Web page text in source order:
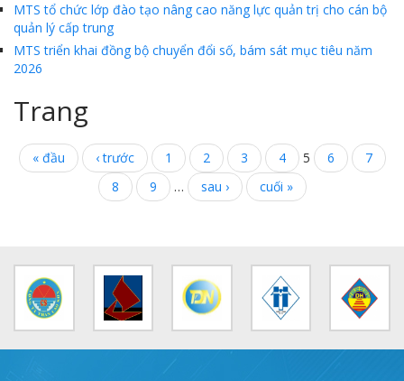
MTS tổ chức lớp đào tạo nâng cao năng lực quản trị cho cán bộ
quản lý cấp trung
MTS triển khai đồng bộ chuyển đổi số, bám sát mục tiêu năm
2026
Trang
« đầu ‹ trước 1 2 3 4 5 6
7
8
9 … sau › cuối »